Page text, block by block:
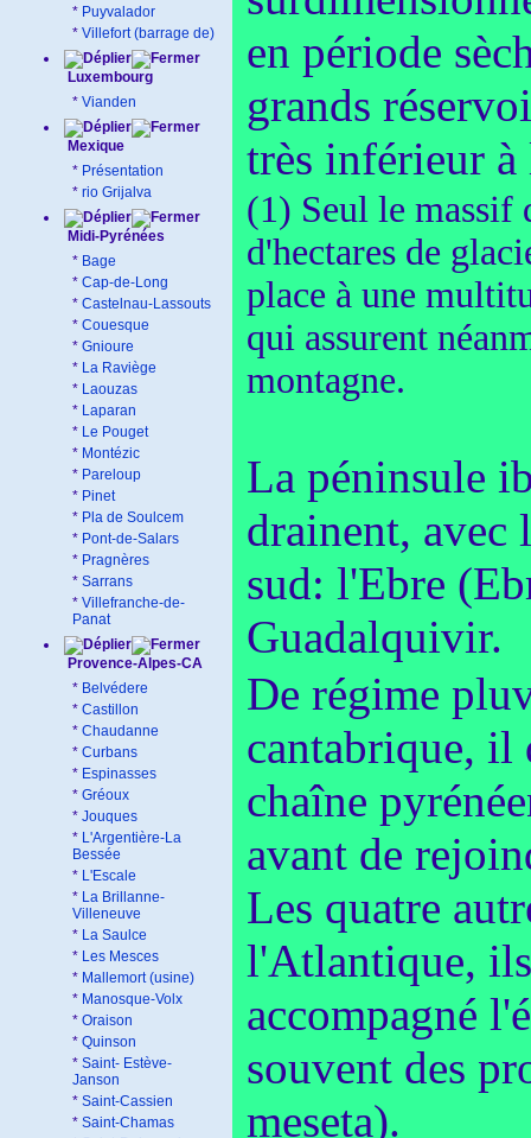
* Puyvalador
* Villefort (barrage de)
Luxembourg
* Vianden
Mexique
* Présentation
* rio Grijalva
Midi-Pyrénées
* Bage
* Cap-de-Long
* Castelnau-Lassouts
* Couesque
* Gnioure
* La Raviège
* Laouzas
* Laparan
* Le Pouget
* Montézic
* Pareloup
* Pinet
* Pla de Soulcem
* Pont-de-Salars
* Pragnères
* Sarrans
* Villefranche-de-
Panat
Provence-Alpes-CA
* Belvédere
* Castillon
* Chaudanne
* Curbans
* Espinasses
* Gréoux
* Jouques
* L'Argentière-La
Bessée
* L'Escale
* La Brillanne-
Villeneuve
* La Saulce
* Les Mesces
* Mallemort (usine)
* Manosque-Volx
* Oraison
* Quinson
* Saint- Estève-
Janson
* Saint-Cassien
* Saint-Chamas
en période
grands
très inférieur à
(1) Seul le massif
d'hectares de
place à une
qui assurent
montagne.
La péninsule
drainent, avec
sud: l'Ebre
Guadalquivir.
De régime
cantabrique, il
chaîne
avant de
Les quatre
l'Atlantique,
accompagné
souvent des
meseta).